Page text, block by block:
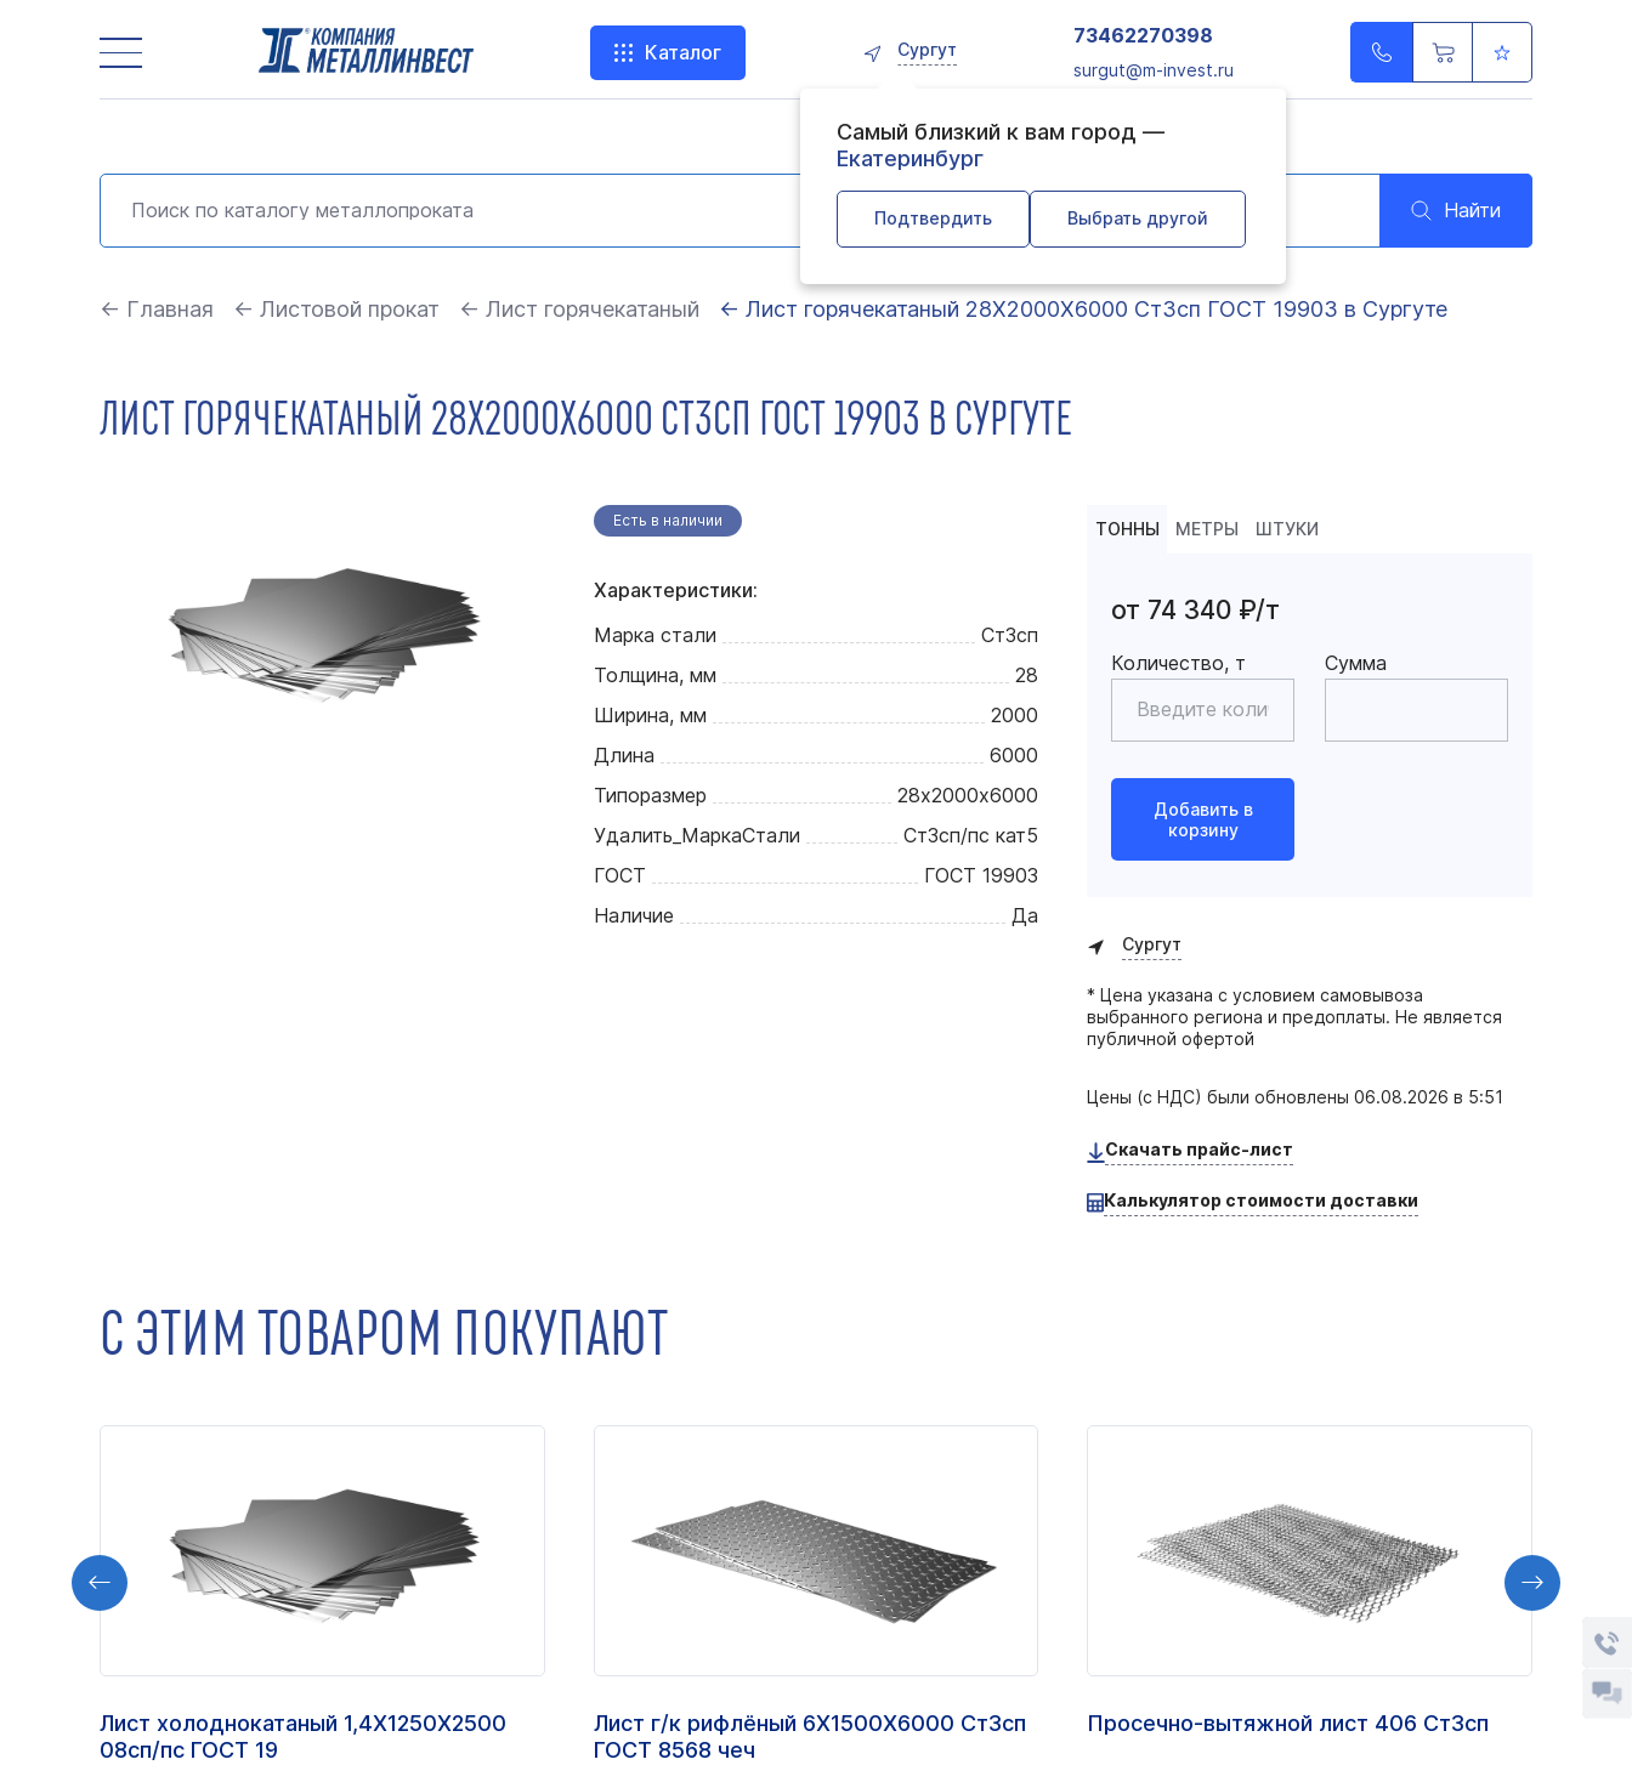
Каталог Сургут
Самый близкий к вам город —
Екатеринбург
Подтвердить Выбрать другой
73462270398
surgut@m-invest.ru
Найти
← Главная ← Листовой прокат ← Лист горячекатаный ← Лист горячекатаный 28Х2000Х6000 Ст3сп ГОСТ 19903 в Сургуте
ЛИСТ ГОРЯЧЕКАТАНЫЙ 28Х2000Х6000 СТ3СП ГОСТ 19903 В СУРГУТЕ
Есть в наличии
Характеристики:
Марка стали
Ст3сп
Толщина, мм
28
Ширина, мм
2000
Длина
6000
Типоразмер
28х2000х6000
Удалить_МаркаСтали
Ст3сп/пс кат5
ГОСТ
ГОСТ 19903
Наличие
Да
ТОННЫ МЕТРЫ ШТУКИ
от 74 340 ₽/т
Количество, т Сумма
Добавить в
корзину
Сургут
* Цена указана с условием самовывоза
выбранного региона и предоплаты. Не является
публичной офертой
Цены (с НДС) были обновлены06.08.2026 в 5:51
Скачать прайс-лист
Калькулятор стоимости доставки
С ЭТИМ ТОВАРОМ ПОКУПАЮТ
Лист холоднокатаный 1,4Х1250Х2500
08сп/пс ГОСТ 19
Лист г/к рифлёный 6Х1500Х6000 Ст3сп
ГОСТ 8568 чеч
Просечно-вытяжной лист 406 Ст3сп